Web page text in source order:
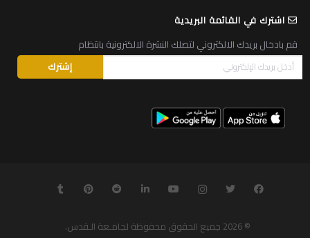
اشترك في القائمة البريدية
قم بادخال بريدك الالكتروني لتصلك النشرة الالكترونية بانتظام
© 2026 جميع الحقوق محفوظة لجامـعة الـقدس.